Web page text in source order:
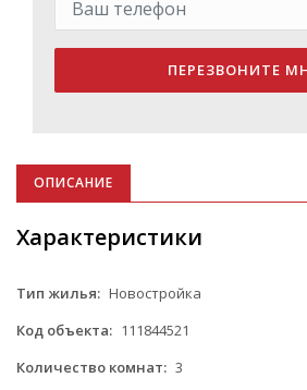
ПЕРЕЗВОНИТЕ
ОПИСАНИЕ
Характеристики
Тип жилья: Новостройка
Код объекта: 111844521
Количество комнат: 3